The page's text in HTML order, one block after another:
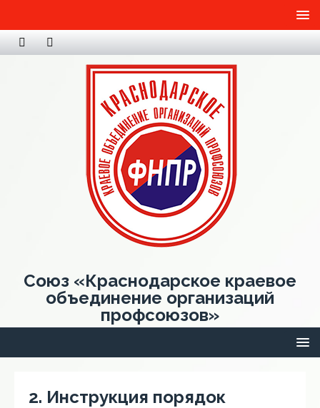
Союз «Краснодарское краевое
объединение организаций
профсоюзов»
2. Инструкция порядок